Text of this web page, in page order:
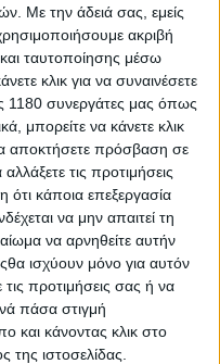
Με την άδειά σας, εμείς
ακριβή
ταυτοποίησης μέσω
κλικ για να συναινέσετε
1180 συνεργάτες μας όπως
μπορείτε να κάνετε κλικ
αποκτήσετε πρόσβαση σε
τις προτιμήσεις
ότι κάποια επεξεργασία
να μην απαιτεί τη
να αρνηθείτε αυτήν
ισχύουν μόνο για αυτόν
προτιμήσεις σας ή να
πάσα στιγμή
και κάνοντας κλικ στο
ιστοσελίδας.
έχει χαμηλότερη
σχάρα έχει
Η Triumph έχει
των καθρεφτών ώστε
δίνουν στον
Το αλουμινένιο
αρχιτεκτονική
Το πιρούνι
το υποπλαίσιο
ψαλίδι έχει
– φθάνοντας το
τα 1457 της ST. Το
ένα κιλό βάρους
πρώτης
ΒΤ 021 με τη διπλή